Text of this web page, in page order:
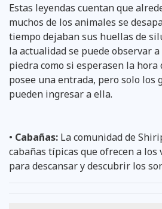
Estas leyendas cuentan que
muchos de los animales se
tiempo dejaban sus huellas de
la actualidad se puede observar
piedra como si esperasen la
posee una entrada, pero solo los
pueden ingresar a ella.
• Cabañas: La comunidad de
cabañas típicas que ofrecen a
para descansar y descubrir los